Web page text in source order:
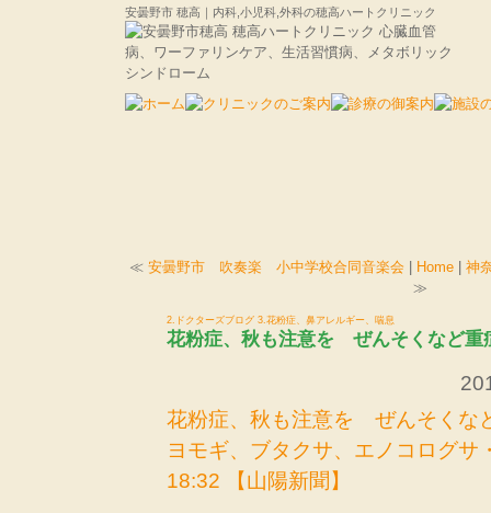
安曇野市 穂高｜内科,小児科,外科の穂高ハートクリニック
≪ 安曇野市 吹奏楽 小中学校合同音楽会 Home| 神
≫
2.ドクターズブログ 3.花粉症、鼻アレルギー、喘息
花粉症、秋も注意を ぜんそくなど重
花粉症、秋も注意を ぜんそくな
ヨモギ、ブタクサ、エノコログサ
18:32 【山陽新聞】